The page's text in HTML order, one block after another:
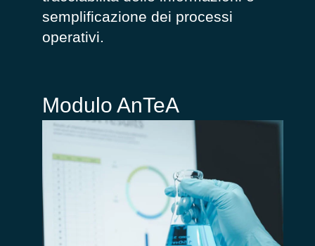
semplificazione dei processi
operativi.
Modulo AnTeA